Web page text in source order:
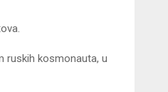
ruskih kosmonauta, u